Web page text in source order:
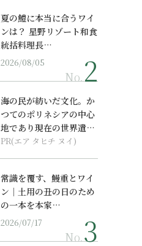
夏の鱧に本当に合うワイ
ンは？ 星野リゾート和食
統括料理長…
2026/08/05
No.
海の民が紡いだ文化。か
つてのポリネシアの中心
地であり現在の世界遺産
からみえてくる...
PR(エア タヒチ ヌイ)
常識を覆す、鰻重とワイ
ン｜土用の丑の日のため
の一本を本家…
2026/07/17
No.